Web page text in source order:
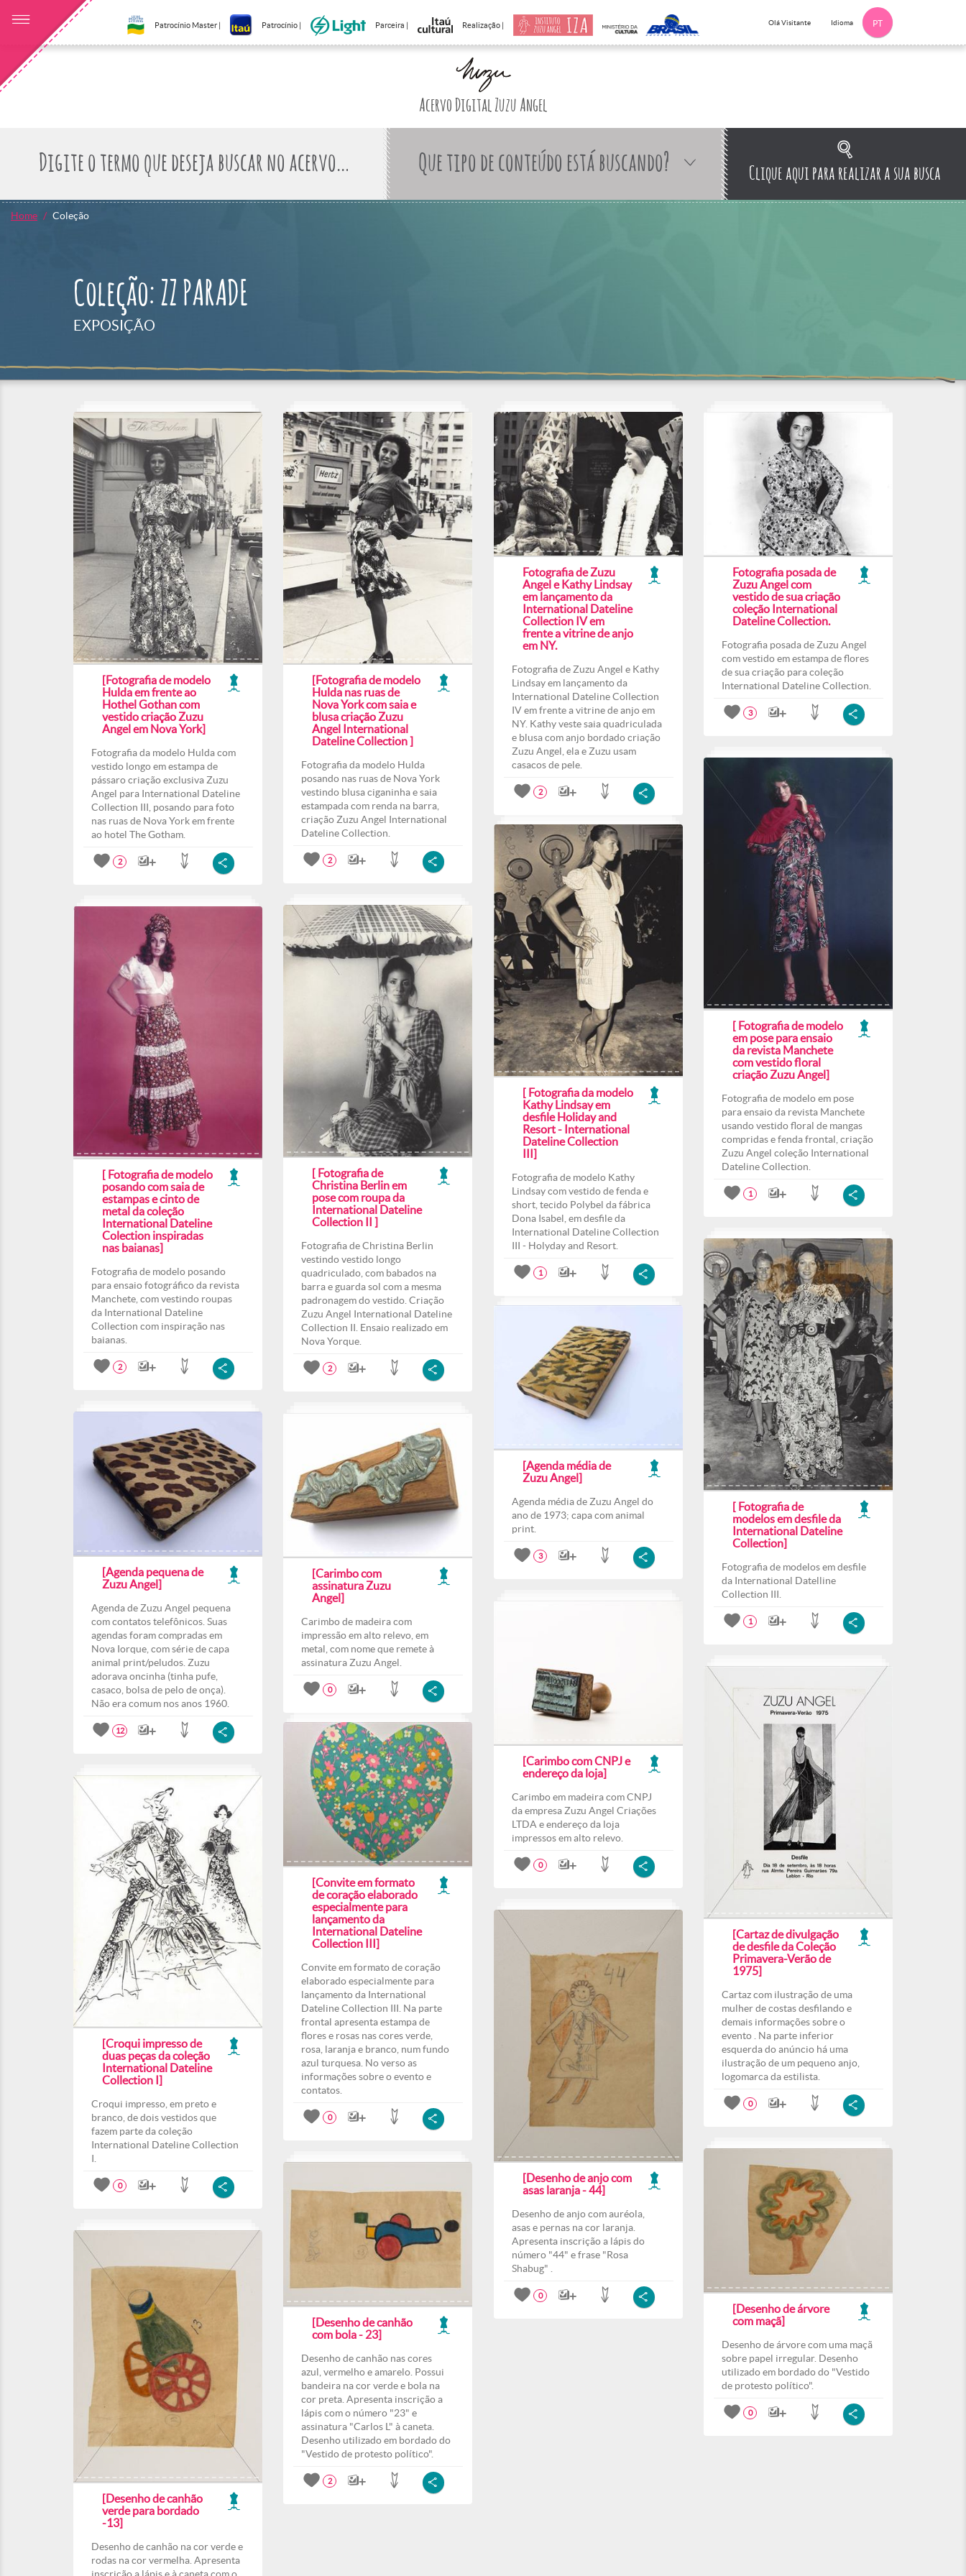
Patrocínio Master | Patrocínio | Parceira | Realização | Olá Visitante Idioma PT
Acervo Digital Zuzu Angel
Que tipo de conteúdo está buscando? Clique aqui para realizar a sua busca
Home Coleção
Coleção: ZZ PARADE
EXPOSIÇÃO
[Fotografia de modelo
Hulda em frente ao
Hothel Gothan com
vestido criação Zuzu
Angel em Nova York]
Fotografia da modelo Hulda com
vestido longo em estampa de
pássaro criação exclusiva Zuzu
Angel para International Dateline
Collection III, posando para foto
nas ruas de Nova York em frente
ao hotel The Gotham.
2
[Fotografia de modelo
Hulda nas ruas de
Nova York com saia e
blusa criação Zuzu
Angel International
Dateline Collection ]
Fotografia da modelo Hulda
posando nas ruas de Nova York
vestindo blusa ciganinha e saia
estampada com renda na barra,
criação Zuzu Angel International
Dateline Collection.
2
Fotografia de Zuzu
Angel e Kathy Lindsay
em lançamento da
International Dateline
Collection IV em
frente a vitrine de anjo
em NY.
Fotografia de Zuzu Angel e Kathy
Lindsay em lançamento da
International Dateline Collection
IV em frente a vitrine de anjo em
NY. Kathy veste saia quadriculada
e blusa com anjo bordado criação
Zuzu Angel, ela e Zuzu usam
casacos de pele.
2
Fotografia posada de
Zuzu Angel com
vestido de sua criação
coleção International
Dateline Collection.
Fotografia posada de Zuzu Angel
com vestido em estampa de flores
de sua criação para coleção
International Dateline Collection.
3
[ Fotografia de modelo
em pose para ensaio
da revista Manchete
com vestido floral
criação Zuzu Angel]
Fotografia de modelo em pose
para ensaio da revista Manchete
usando vestido floral de mangas
compridas e fenda frontal, criação
Zuzu Angel coleção International
Dateline Collection.
1
[ Fotografia da modelo
Kathy Lindsay em
desfile Holiday and
Resort - International
Dateline Collection
III]
Fotografia de modelo Kathy
Lindsay com vestido de fenda e
short, tecido Polybel da fábrica
Dona Isabel, em desfile da
International Dateline Collection
III - Holyday and Resort.
1
[ Fotografia de
Christina Berlin em
pose com roupa da
International Dateline
Collection II ]
Fotografia de Christina Berlin
vestindo vestido longo
quadriculado, com babados na
barra e guarda sol com a mesma
padronagem do vestido. Criação
Zuzu Angel International Dateline
Collection II. Ensaio realizado em
Nova Yorque.
2
[ Fotografia de modelo
posando com saia de
estampas e cinto de
metal da coleção
International Dateline
Colection inspiradas
nas baianas]
Fotografia de modelo posando
para ensaio fotográfico da revista
Manchete, com vestindo roupas
da International Dateline
Collection com inspiração nas
baianas.
2
[ Fotografia de
modelos em desfile da
International Dateline
Collection]
Fotografia de modelos em desfile
da International Datelline
Collection III.
1
[Agenda média de
Zuzu Angel]
Agenda média de Zuzu Angel do
ano de 1973; capa com animal
print.
3
[Agenda pequena de
Zuzu Angel]
Agenda de Zuzu Angel pequena
com contatos telefônicos. Suas
agendas foram compradas em
Nova Iorque, com série de capa
animal print/peludos. Zuzu
adorava oncinha (tinha pufe,
casaco, bolsa de pelo de onça).
Não era comum nos anos 1960.
12
[Carimbo com
assinatura Zuzu
Angel]
Carimbo de madeira com
impressão em alto relevo, em
metal, com nome que remete à
assinatura Zuzu Angel.
0
[Carimbo com CNPJ e
endereço da loja]
Carimbo em madeira com CNPJ
da empresa Zuzu Angel Criações
LTDA e endereço da loja
impressos em alto relevo.
0
[Cartaz de divulgação
de desfile da Coleção
Primavera-Verão de
1975]
Cartaz com ilustração de uma
mulher de costas desfilando e
demais informações sobre o
evento . Na parte inferior
esquerda do anúncio há uma
ilustração de um pequeno anjo,
logomarca da estilista.
0
[Convite em formato
de coração elaborado
especialmente para
lançamento da
International Dateline
Collection III]
Convite em formato de coração
elaborado especialmente para
lançamento da International
Dateline Collection III. Na parte
frontal apresenta estampa de
flores e rosas nas cores verde,
rosa, laranja e branco, num fundo
azul turquesa. No verso as
informações sobre o evento e
contatos.
0
[Croqui impresso de
duas peças da coleção
International Dateline
Collection I]
Croqui impresso, em preto e
branco, de dois vestidos que
fazem parte da coleção
International Dateline Collection
I.
0
[Desenho de anjo com
asas laranja - 44]
Desenho de anjo com auréola,
asas e pernas na cor laranja.
Apresenta inscrição a lápis do
número "44" e frase "Rosa
Shabug" .
0
[Desenho de árvore
com maçã]
Desenho de árvore com uma maçã
sobre papel irregular. Desenho
utilizado em bordado do "Vestido
de protesto político".
0
[Desenho de canhão
com bola - 23]
Desenho de canhão nas cores
azul, vermelho e amarelo. Possui
bandeira na cor verde e bola na
cor preta. Apresenta inscrição a
lápis com o número "23" e
assinatura "Carlos L" à caneta.
Desenho utilizado em bordado do
"Vestido de protesto político".
2
[Desenho de canhão
verde para bordado
-13]
Desenho de canhão na cor verde e
rodas na cor vermelha. Apresenta